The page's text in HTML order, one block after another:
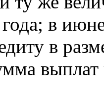
в
в
выплат